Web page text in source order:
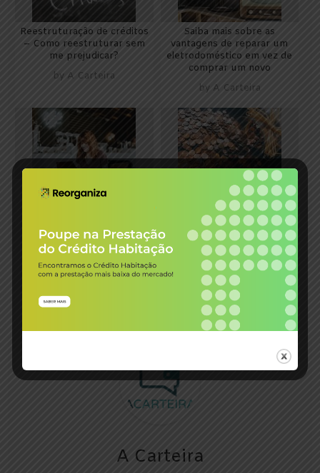
Reestruturação de créditos
– Como reestruturar sem
me prejudicar?
by A Carteira
Saiba mais sobre as
vantagens de reparar um
eletrodoméstico em vez de
comprar um novo
by A Carteira
Una Seguros: uma nova
solução tecnológica e de
byA Carteira
Sabe mesmo poupar?
Reveja as suas estratégias
em 2020.
by A Carteira
Sobre o autor
A Carteira